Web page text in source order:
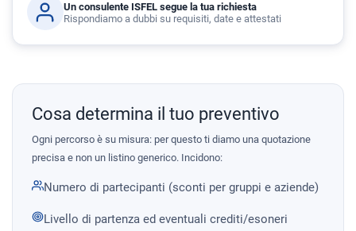
Un consulente ISFEL segue la tua richiesta
Rispondiamo a dubbi su requisiti, date e attestati
Cosa determina il tuo preventivo
Ogni percorso è su misura: per questo ti diamo una quotazione
precisa e non un listino generico. Incidono:
Numero di partecipanti (sconti per gruppi e aziende)
Livello di partenza ed eventuali crediti/esoneri